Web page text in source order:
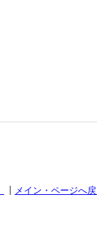
メイン・ページへ